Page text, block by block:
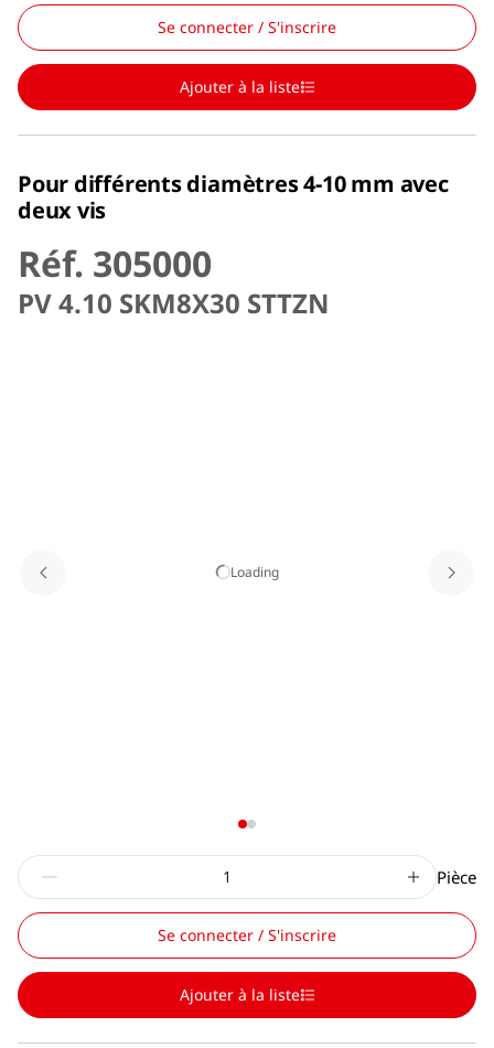
Se connecter / S'inscrire
Ajouter à la liste
Pour différents diamètres 4-10 mm avec
deux vis
Réf. 305000
PV 4.10 SKM8X30 STTZN
Loading
Pièce
Se connecter / S'inscrire
Ajouter à la liste